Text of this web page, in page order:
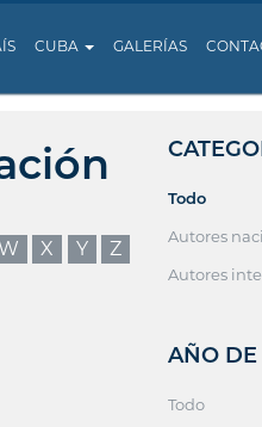
CUBA GALERÍAS
X Y Z
Todo
Autores
Autores
AÑO
Todo